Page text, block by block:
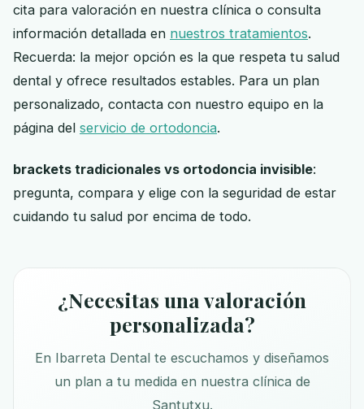
cita para valoración en nuestra clínica o consulta
información detallada en nuestros tratamientos.
Recuerda: la mejor opción es la que respeta tu salud
dental y ofrece resultados estables. Para un plan
personalizado, contacta con nuestro equipo en la
página del servicio de ortodoncia.
brackets tradicionales vs ortodoncia invisible:
pregunta, compara y elige con la seguridad de estar
cuidando tu salud por encima de todo.
¿Necesitas una valoración
personalizada?
En Ibarreta Dental te escuchamos y diseñamos
un plan a tu medida en nuestra clínica de
Santutxu.